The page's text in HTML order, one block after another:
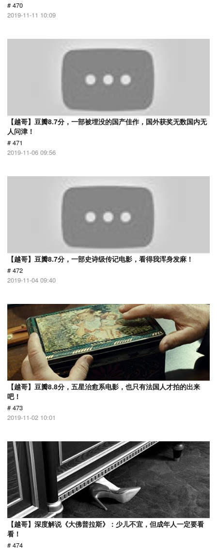
# 470
2019-11-11 10:09
【越哥】豆瓣8.7分，一部被埋没的国产佳作，国外获奖无数国内无
人问津！
# 471
2019-11-06 09:56
【越哥】豆瓣8.7分，一部史诗级传记电影，看得我浑身发麻！
# 472
2019-11-04 09:40
【越哥】豆瓣8.8分，五星治愈系电影，也只有法国人才拍的出来
吧！
# 473
2019-11-02 10:01
【越哥】深度解说《大佛普拉斯》：少儿不宜，但成年人一定要看
看！
# 474